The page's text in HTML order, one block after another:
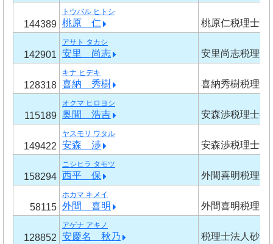
144389
トウバル ヒトシ
桃原 仁 桃原仁税理士事
142901
アサト タカシ
安里 尚志 安里尚志税理士
128318
キナ ヒデキ
喜納 秀樹 喜納秀樹税理士
115189
オクマ ヒロヨシ
奥間 浩吉 安森渉税理士事
149422
ヤスモリ ワタル
安森 渉 安森渉税理士事
158294
ニシヒラ タモツ
西平 保 外間喜明税理士
58115
ホカマ キメイ
外間 喜明 外間喜明税理士
128852
アゲナ アキノ
安慶名 秋乃 税理士法人砂川